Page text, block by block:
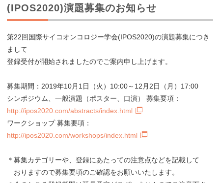
(IPOS2020)演題募集のお知らせ
第22回国際サイコオンコロジー学会(IPOS2020)の演題募集につき
まして
登録受付が開始されましたのでご案内申し上げます。
募集期間：2019年10月1日（火）10:00～12月2日（月）17:00
シンポジウム、一般演題（ポスター、口演） 募集要項：
http://ipos2020.com/abstracts/index.html
ワークショップ 募集要項：
http://ipos2020.com/workshops/index.html
＊募集カテゴリーや、登録にあたっての注意点などを記載して
おりますので募集要項のご確認をお願いいたします。